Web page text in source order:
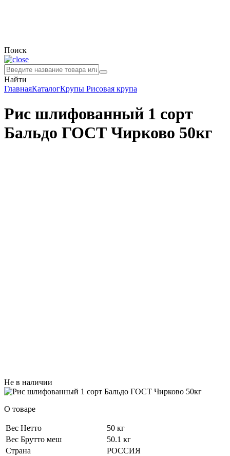
Поиск
Найти
ГлавнаяКаталогКрупы Рисовая крупа
Рис шлифованный 1 сорт
Бальдо ГОСТ Чирково 50кг
Не в наличии
О товаре
Вес Нетто
50 кг
Вес Брутто меш
50.1 кг
Страна
РОССИЯ